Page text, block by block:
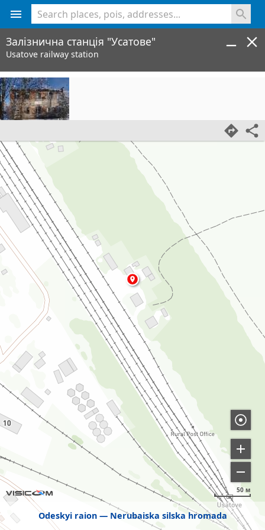
Odeskyi raion Nerubaiska silska hromada
50 м
Залізнична станція "Усатове"
Usatove railway station
<% console.log(hcard) %>